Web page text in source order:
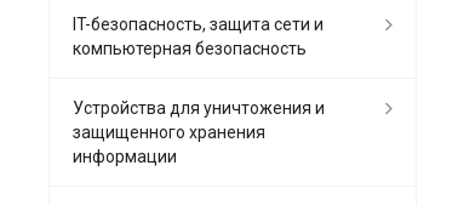
IT-безопасность, защита сети и
компьютерная безопасность
Устройства для уничтожения и
защищенного хранения
информации